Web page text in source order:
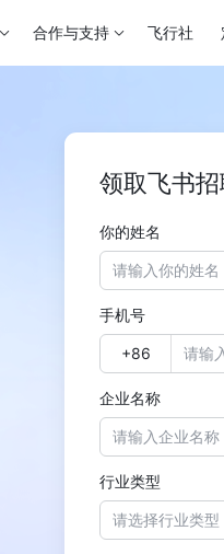
合作与支持 飞行社
领取飞书
你的姓名
手机号
企业名称
行业类型
请选择行业类型